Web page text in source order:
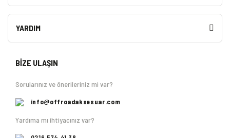
YARDIM
BİZE ULAŞIN
Sorularınız ve önerileriniz mi var?
info@offroadaksesuar.com
Yardıma mı ihtiyacınız var?